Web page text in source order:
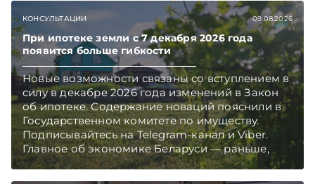
КОНСУЛЬТАЦИИ 09.08.2026
При ипотеке земли с 7 декабря 2026 года
появится больше гибкости
Новые возможности связаны со вступлением в
силу в декабре 2026 года изменений в Закон
об ипотеке. Содержание новаций пояснили в
Государственном комитете по имуществу.
Подписывайтесь на Telegram‑канал и Viber.
Главное об экономике Беларуси — раньше,
чем в новостях TelegramViber